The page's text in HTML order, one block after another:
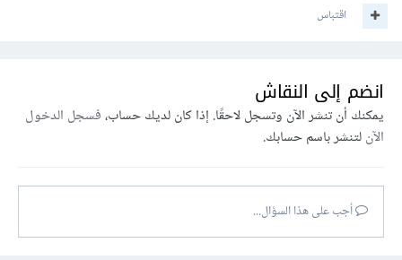
اقتباس
انضم إلى النقاش
يمكنك أن تنشر الآن وتسجل لاحقًا. إذا كان لديك حساب،فسجل الدخول
الآنلتنشر باسم حسابك.
أجب على هذا السؤال...